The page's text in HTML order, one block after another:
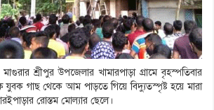
মাগুরার শ্রীপুর উপজেলার খামারপাড়া গ্রামে বৃহস্পতিবার
গাছ থেকে আম পাড়তে গিয়ে বিদ্যুতস্পৃষ্ট হয়ে মারা
রোস্তম মোল্যার ছেলে।